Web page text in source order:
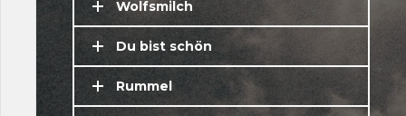
Wolfsmilch
Du bist schön
Rummel